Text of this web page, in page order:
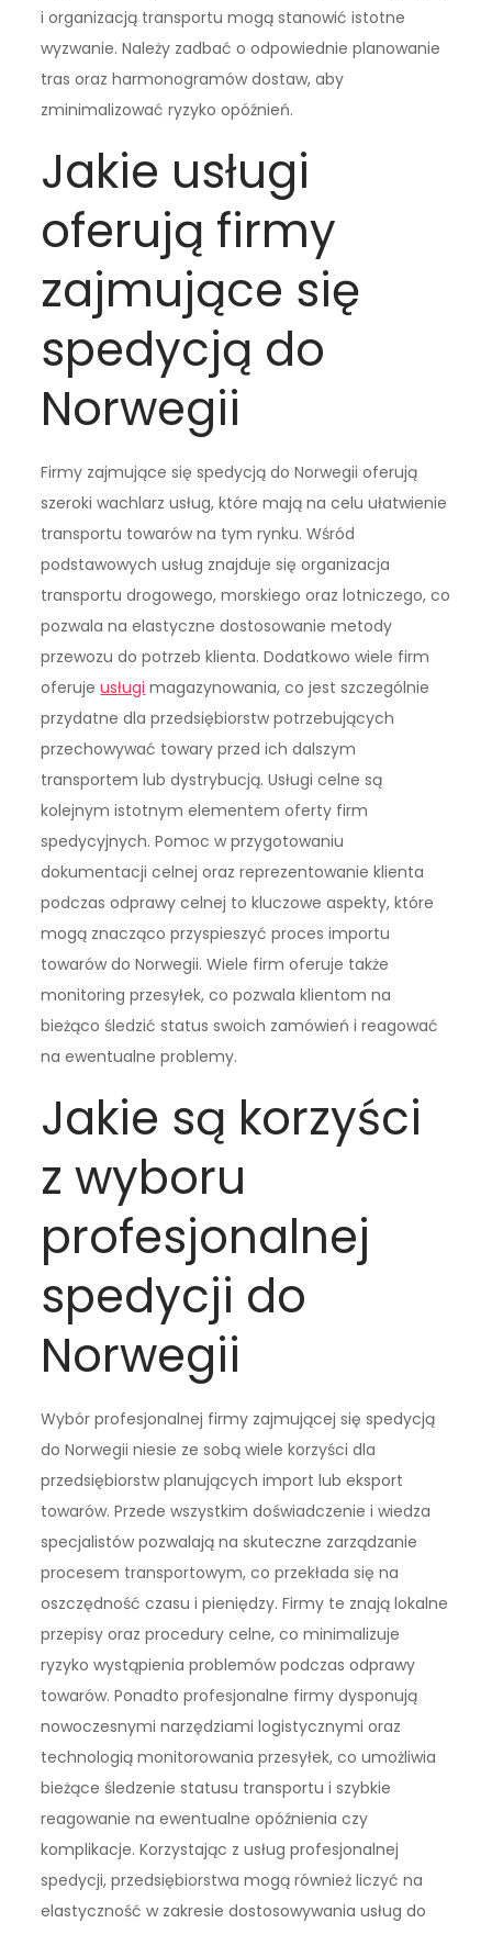
i organizacją transportu mogą stanowić istotne
wyzwanie. Należy zadbać o odpowiednie planowanie
tras oraz harmonogramów dostaw, aby
zminimalizować ryzyko opóźnień.
Jakie usługi
oferują firmy
zajmujące się
spedycją do
Norwegii
Firmy zajmujące się spedycją do Norwegii oferują
szeroki wachlarz usług, które mają na celu ułatwienie
transportu towarów na tym rynku. Wśród
podstawowych usług znajduje się organizacja
transportu drogowego, morskiego oraz lotniczego, co
pozwala na elastyczne dostosowanie metody
przewozu do potrzeb klienta. Dodatkowo wiele firm
oferujeusługi magazynowania, co jest szczególnie
przydatne dla przedsiębiorstw potrzebujących
przechowywać towary przed ich dalszym
transportem lub dystrybucją. Usługi celne są
kolejnym istotnym elementem oferty firm
spedycyjnych. Pomoc w przygotowaniu
dokumentacji celnej oraz reprezentowanie klienta
podczas odprawy celnej to kluczowe aspekty, które
mogą znacząco przyspieszyć proces importu
towarów do Norwegii. Wiele firm oferuje także
monitoring przesyłek, co pozwala klientom na
bieżąco śledzić status swoich zamówień i reagować
na ewentualne problemy.
Jakie są korzyści
z wyboru
profesjonalnej
spedycji do
Norwegii
Wybór profesjonalnej firmy zajmującej się spedycją
do Norwegii niesie ze sobą wiele korzyści dla
przedsiębiorstw planujących import lub eksport
towarów. Przede wszystkim doświadczenie i wiedza
specjalistów pozwalają na skuteczne zarządzanie
procesem transportowym, co przekłada się na
oszczędność czasu i pieniędzy. Firmy te znają lokalne
przepisy oraz procedury celne, co minimalizuje
ryzyko wystąpienia problemów podczas odprawy
towarów. Ponadto profesjonalne firmy dysponują
nowoczesnymi narzędziami logistycznymi oraz
technologią monitorowania przesyłek, co umożliwia
bieżące śledzenie statusu transportu i szybkie
reagowanie na ewentualne opóźnienia czy
komplikacje. Korzystając z usług profesjonalnej
spedycji, przedsiębiorstwa mogą również liczyć na
elastyczność w zakresie dostosowywania usług do